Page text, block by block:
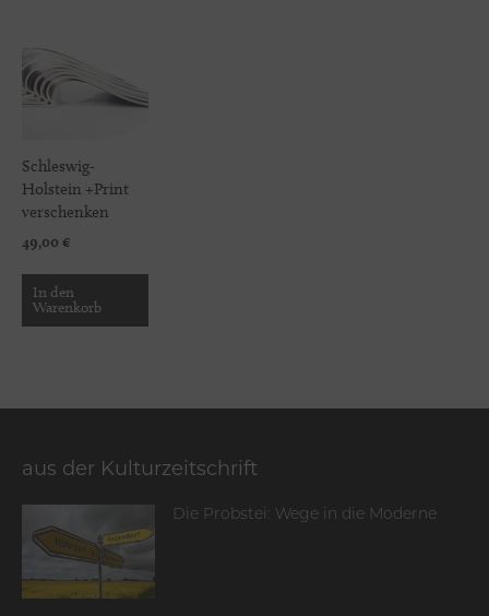
Schleswig-
Holstein +Print
verschenken
49,00 €
In den
Warenkorb
aus der Kulturzeitschrift
Die Probstei: Wege in die Moderne